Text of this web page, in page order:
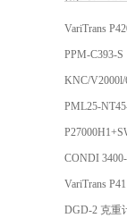
VariTrans
PPM-C393-S
KNC/V2000l/
CONDI
VariTrans
DGD-2 克重